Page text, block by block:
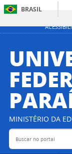
BRASIL
MINISTÉRIO DA
Buscar no portal